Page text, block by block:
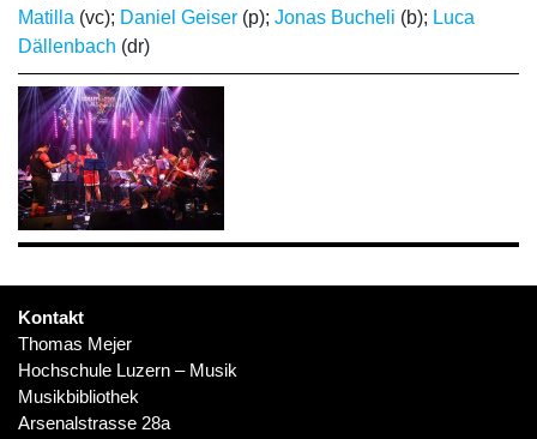
Matilla (vc); Daniel Geiser (p); Jonas Bucheli (b); Luca
Dällenbach (dr)
Kontakt
Thomas Mejer
Hochschule Luzern – Musik
Musikbibliothek
Arsenalstrasse 28a